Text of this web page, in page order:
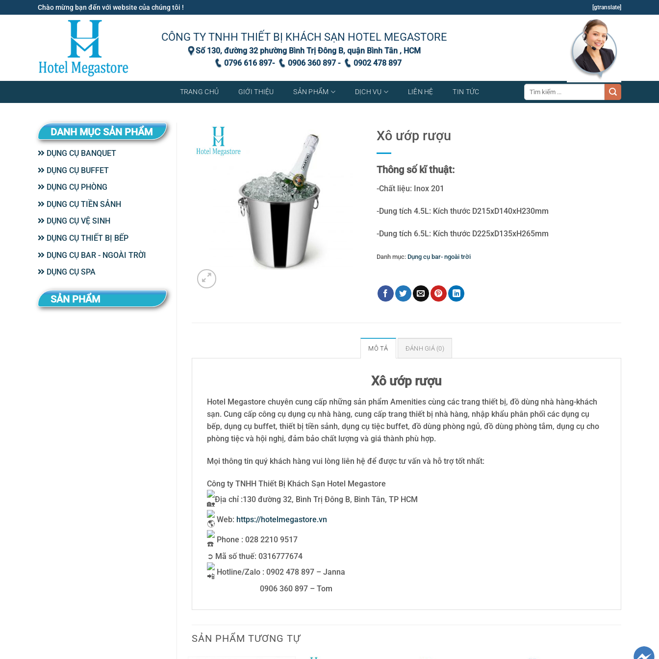
qua
Chào mừng bạn đến với website của chúng tôi ! [gtranslate]
CÔNG TY TNHH THIẾT BỊ KHÁCH SẠN HOTEL MEGASTORE
Số 130, đường 32 phường Bình Trị Đông B, quận Bình Tân , HCM
0796 616 897-
0906 360 897 - 0902 478 897
TRANG CHỦ GIỚI THIỆU SẢN PHẨM DỊCH VỤ LIÊN HỆ TIN TỨC
Tìm
kiếm:
DANH MỤC SẢN PHẨM
DỤNG CỤ BANQUET
DỤNG CỤ BUFFET
DỤNG CỤ PHÒNG
DỤNG CỤ TIỀN SẢNH
DỤNG CỤ VỆ SINH
DỤNG CỤ THIẾT BỊ BẾP
DỤNG CỤ BAR - NGOÀI TRỜI
DỤNG CỤ SPA
SẢN PHẨM
Xô ướp rượu
Thông số kĩ thuật:
-Chất liệu: Inox 201
-Dung tích 4.5L: Kích thước D215xD140xH230mm
-Dung tích 6.5L: Kích thước D225xD135xH265mm
Danh mục: Dụng cụ bar- ngoài trời
MÔ TẢ ĐÁNH GIÁ (0)
Xô ướp rượu
Hotel Megastore chuyên cung cấp những sản phẩm Amenities cùng các trang thiết bị, đồ dùng nhà hàng-khách
sạn. Cung cấp công cụ dụng cụ nhà hàng, cung cấp trang thiết bị nhà hàng, nhập khẩu phân phối các dụng cụ
bếp, dụng cụ buffet, thiết bị tiền sảnh, dụng cụ tiệc buffet, đồ dùng phòng ngủ, đồ dùng phòng tắm, dụng cụ cho
phòng tiệc và hội nghị, đảm bảo chất lượng và giá thành phù hợp.
Mọi thông tin quý khách hàng vui lòng liên hệ để được tư vấn và hỗ trợ tốt nhất:
Công ty TNHH Thiết Bị Khách Sạn Hotel Megastore
Địa chỉ :130 đường 32, Bình Trị Đông B, Bình Tân, TP HCM
Web: https://hotelmegastore.vn
Phone : 028 2210 9517
➲ Mã số thuế: 0316777674
Hotline/Zalo : 0902 478 897 – Janna
0906 360 897 – Tom
SẢN PHẨM TƯƠNG TỰ